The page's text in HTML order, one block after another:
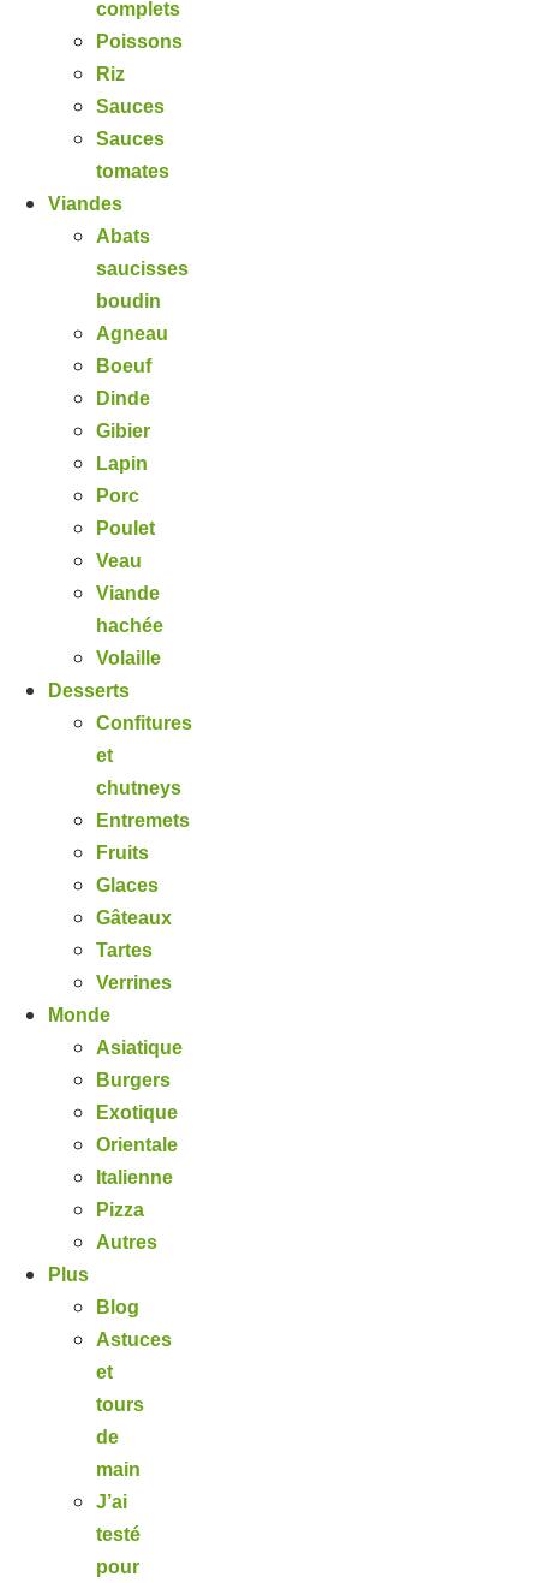
complets
Poissons
Riz
Sauces
Sauces
tomates
Viandes
Abats
saucisses
boudin
Agneau
Boeuf
Dinde
Gibier
Lapin
Porc
Poulet
Veau
Viande
hachée
Volaille
Desserts
Confitures
et
chutneys
Entremets
Fruits
Glaces
Gâteaux
Tartes
Verrines
Monde
Asiatique
Burgers
Exotique
Orientale
Italienne
Pizza
Autres
Plus
Blog
Astuces
et
tours
de
main
J’ai
testé
pour